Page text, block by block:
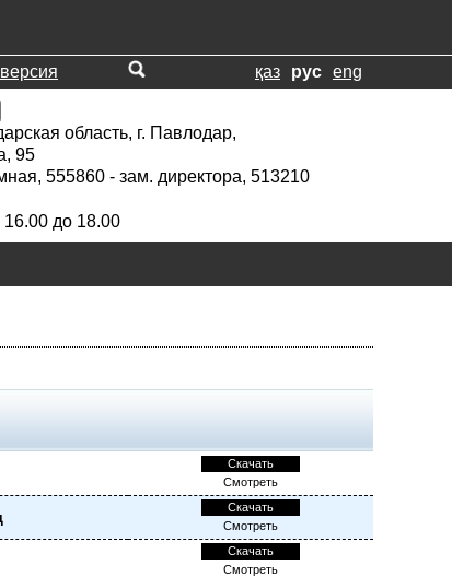
қаз рус eng
область, г. Павлодар,
95
555860 - зам. директора, 513210
16.00 до 18.00
Скачать
Смотреть
Скачать
Смотреть
Скачать
Смотреть